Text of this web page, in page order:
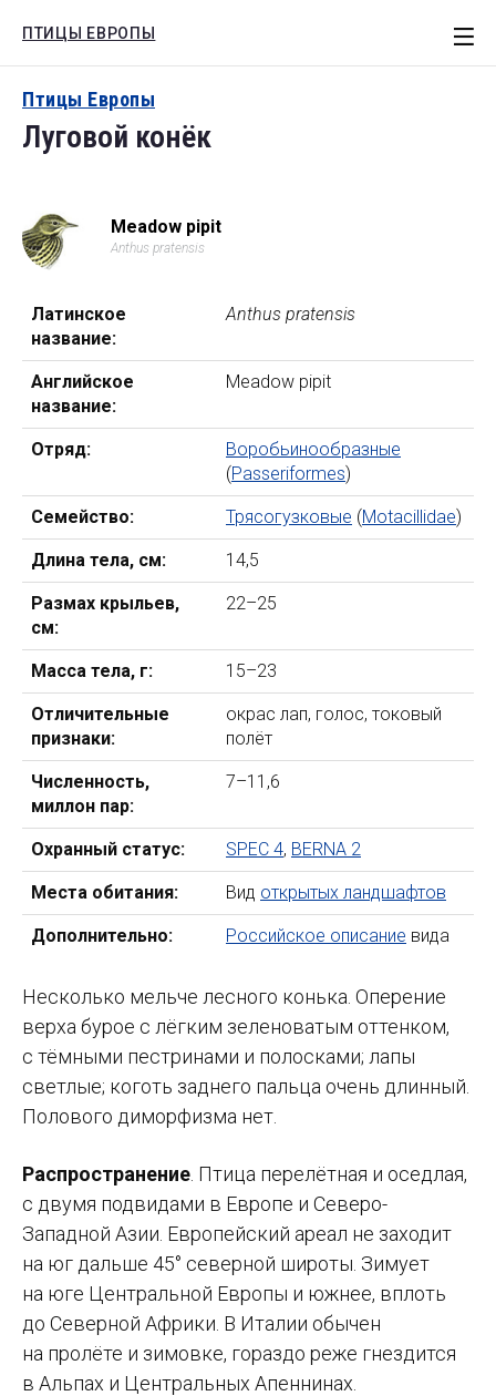
ПТИЦЫ ЕВРОПЫ
Поиск
Птицы Европы
Луговой конёк
Meadow pipit
Anthus pratensis
Латинское
название:
Anthus pratensis
Английское
название:
Meadow pipit
Отряд:
Воробьинообразные
(Passeriformes)
Семейство: Трясогузковые (Motacillidae)
Длина тела, см: 14,5
Размах крыльев,
см:
22–25
Масса тела, г: 15–23
Отличительные
признаки:
окрас лап, голос, токовый
полёт
Численность,
миллон пар:
7–11,6
Охранный статус: SPEC 4, BERNA 2
Места обитания: Вид открытых ландшафтов
Дополнительно: Российское описание вида
Несколько мельче лесного конька. Оперение
верха бурое с лёгким зеленоватым оттенком,
с тёмными пестринами и полосками; лапы
светлые; коготь заднего пальца очень длинный.
Полового диморфизма нет.
Распространение . Птица перелётная и оседлая,
с двумя подвидами в Европе и Северо-
Западной Азии. Европейский ареал не заходит
на юг дальше 45° северной широты. Зимует
на юге Центральной Европы и южнее, вплоть
до Северной Африки. В Италии обычен
на пролёте и зимовке, гораздо реже гнездится
в Альпах и Центральных Апеннинах.